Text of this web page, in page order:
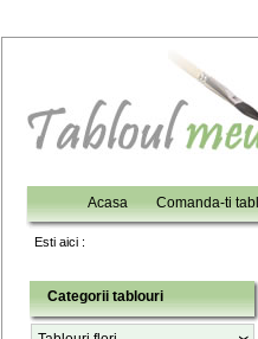
Acasa Comanda-ti
Esti aici :
Categorii tablouri